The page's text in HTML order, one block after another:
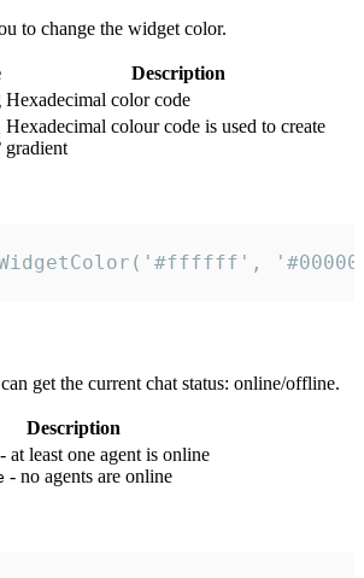
to change the widget color.
Description
Hexadecimal color code
Hexadecimal colour code is used to create
gradient
get the current chat status: online/offline.
Description
- at least one agent is online
- no agents are online